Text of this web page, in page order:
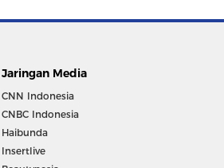
Jaringan Media
CNN Indonesia
CNBC Indonesia
Haibunda
Insertlive